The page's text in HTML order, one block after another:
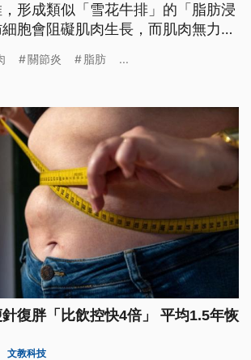
形成類似「雪花牛排」的「脂肪浸
胞會阻礙肌肉生長，而肌肉無力正
關節炎 脂肪 ...
復胖「比飲控快4倍」 平均1.5年恢
文教科技